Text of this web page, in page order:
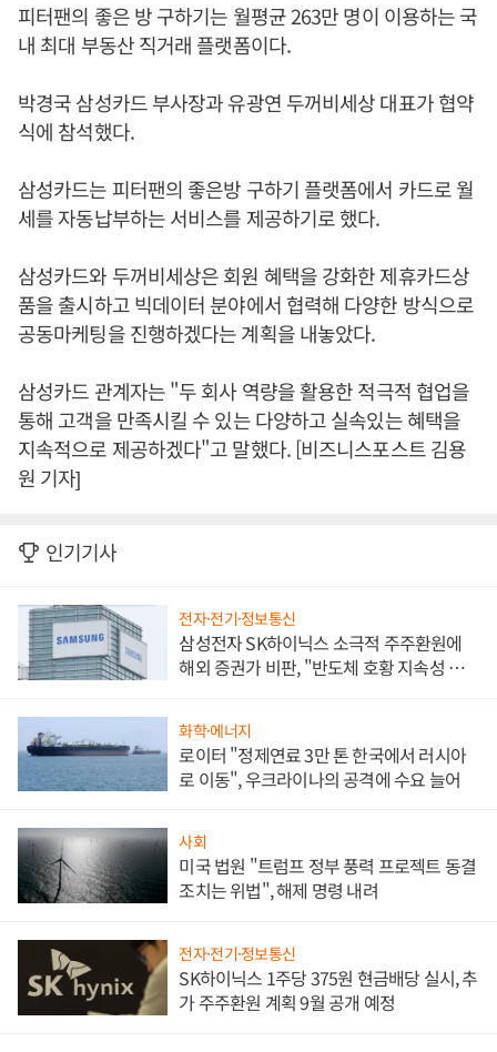
피터팬의 좋은 방 구하기는 월평균 263만 명이 이용하는 국
내 최대 부동산 직거래 플랫폼이다.
박경국 삼성카드 부사장과 유광연 두꺼비세상 대표가 협약
식에 참석했다.
삼성카드는 피터팬의 좋은방 구하기 플랫폼에서 카드로 월
세를 자동납부하는 서비스를 제공하기로 했다.
삼성카드와 두꺼비세상은 회원 혜택을 강화한 제휴카드상
품을 출시하고 빅데이터 분야에서 협력해 다양한 방식으로
공동마케팅을 진행하겠다는 계획을 내놓았다.
삼성카드 관계자는 "두 회사 역량을 활용한 적극적 협업을
통해 고객을 만족시킬 수 있는 다양하고 실속있는 혜택을
지속적으로 제공하겠다"고 말했다. [비즈니스포스트 김용
원 기자]
인기기사
전자·전기·정보통신
삼성전자 SK하이닉스 소극적 주주환원에
해외 증권가 비판, "반도체 호황 지속성 의
화학·에너지
로이터 "정제연료 3만 톤 한국에서 러시아
로 이동", 우크라이나의 공격에 수요 늘어
사회
미국 법원 "트럼프 정부 풍력 프로젝트 동결
조치는 위법", 해제 명령 내려
전자·전기·정보통신
SK하이닉스 1주당 375원 현금배당 실시, 추
가 주주환원 계획 9월 공개 예정